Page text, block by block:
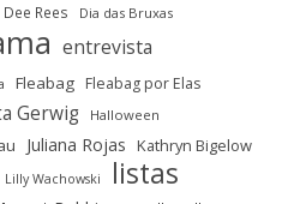
Dee Rees Dia das Bruxas
entrevista
Fleabag Fleabag por Elas
Gerwig Halloween
Juliana Rojas Kathryn Bigelow
Lilly Wachowski listas